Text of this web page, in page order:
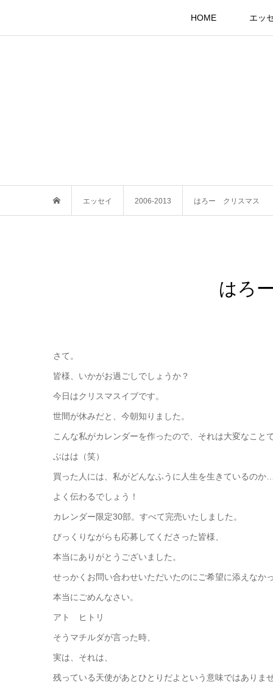
HOME エッ
エッセイ 2006-2013 はろー クリスマス
はろ
さて。
皆様、いかがお過ごしでしょうか？
今日はクリスマスイブです。
世間が休みだと、今朝知りました。
こんな私がカレンダーを作ったので、それは大変なことで
ぶはは（笑）
買った人には、私がどんなふうに人生を生きているのか…
よく伝わるでしょう！
カレンダー限定30部。すべて完売いたしました。
びっくりながらも応募してくださった皆様、
本当にありがとうございました。
せっかくお問い合わせいただいたのにご希望に添えなかっ
本当にごめんなさい。
アト ヒトリ
そうマチルダが言った時、
実は、それは、
残っている天使があとひとりだよという意味ではありま